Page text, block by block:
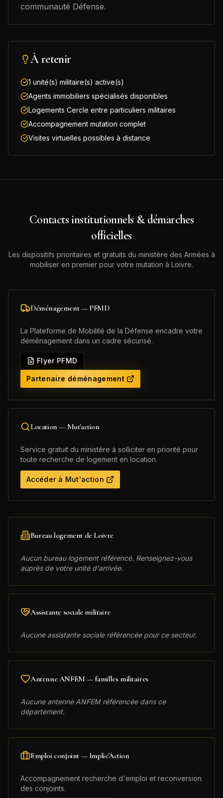
communauté Défense.
À retenir
1 unité(s) militaire(s) active(s)
Agents immobiliers spécialisés disponibles
Logements Cercle entre particuliers militaires
Accompagnement mutation complet
Visites virtuelles possibles à distance
Contacts institutionnels & démarches
officielles
Les dispositifs prioritaires et gratuits du ministère des Armées à
mobiliser en premier pour votre mutation à Loivre.
Déménagement — PFMD
La Plateforme de Mobilité de la Défense encadre votre
déménagement dans un cadre sécurisé.
Flyer PFMD
Partenaire déménagement
Location — Mut'action
Service gratuit du ministère à solliciter en priorité pour
toute recherche de logement en location.
Accéder à Mut'action
Bureau logement de Loivre
Aucun bureau logement référencé. Renseignez-vous
auprès de votre unité d'arrivée.
Assistante sociale militaire
Aucune assistante sociale référencée pour ce secteur.
Antenne ANFEM — familles militaires
Aucune antenne ANFEM référencée dans ce
département.
Emploi conjoint — Implic'Action
Accompagnement recherche d'emploi et reconversion
des conjoints.